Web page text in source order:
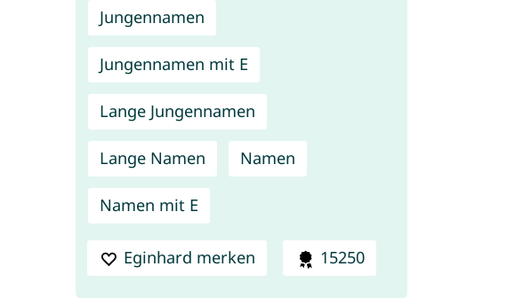
Jungennamen
Jungennamen mit E
Lange Jungennamen
Lange Namen Namen
Namen mit E
Eginhard merken 15250